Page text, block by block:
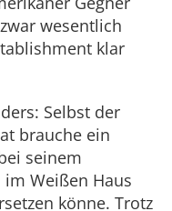
wesentlich
klar
Selbst der
brauche ein
seinem
Weißen Haus
könne. Trotz